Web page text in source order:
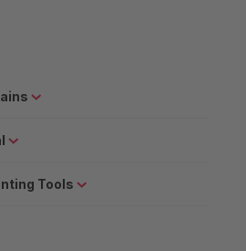
Tools